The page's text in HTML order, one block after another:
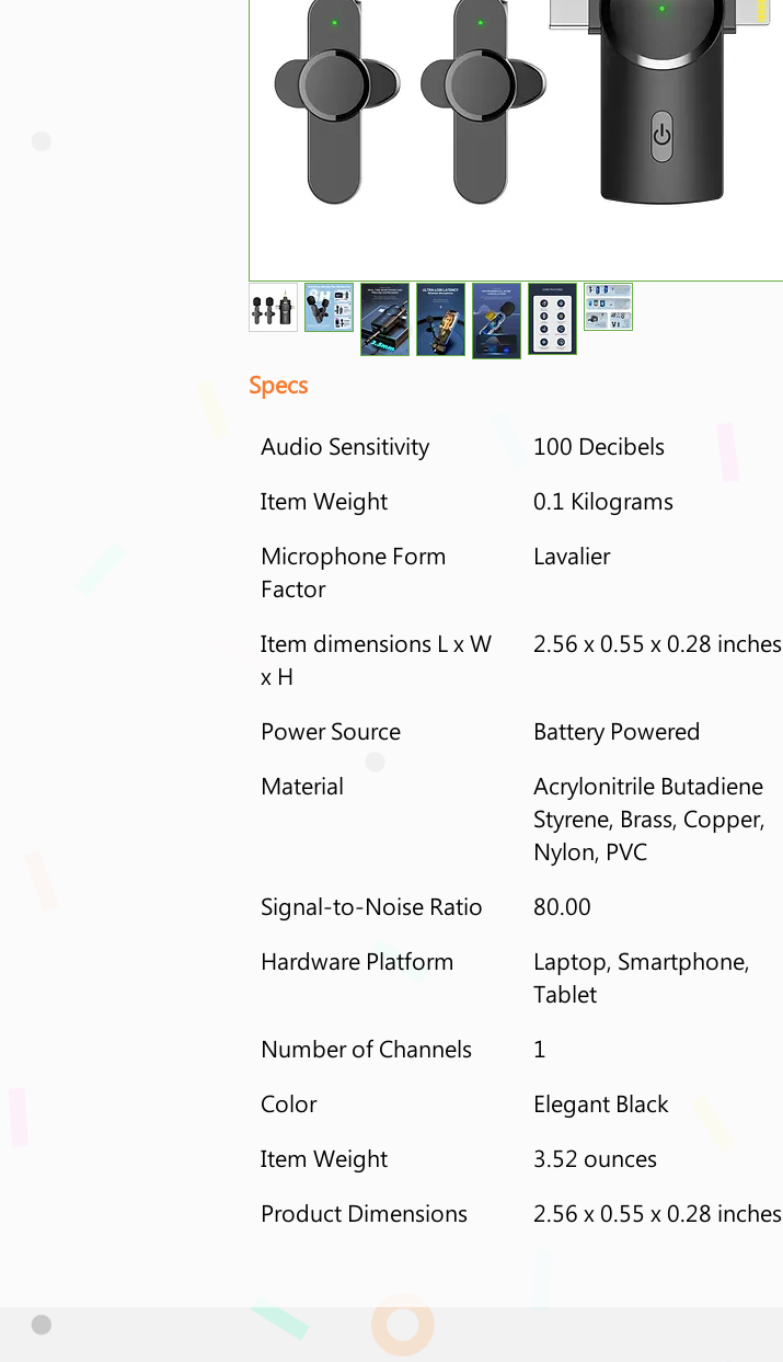
Specs
Audio Sensitivity
100 Decibels
Item Weight
0.1 Kilograms
Microphone Form
Factor
Lavalier
Item dimensions L x W
x H
2.56 x 0.55 x 0.28 inches
Power Source
Battery Powered
Material
Acrylonitrile Butadiene
Styrene, Brass, Copper,
Nylon, PVC
Signal-to-Noise Ratio
80.00
Hardware Platform
Laptop, Smartphone,
Tablet
Number of Channels
1
Color
Elegant Black
Item Weight
3.52 ounces
Product Dimensions
2.56 x 0.55 x 0.28 inches